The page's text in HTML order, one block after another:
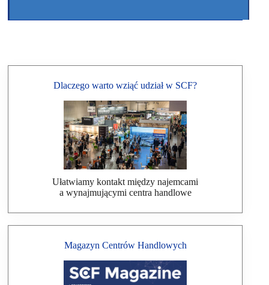
Dlaczego warto wziąć udział w SCF?
Ułatwiamy kontakt między najemcami
a wynajmującymi centra handlowe
Magazyn Centrów Handlowych